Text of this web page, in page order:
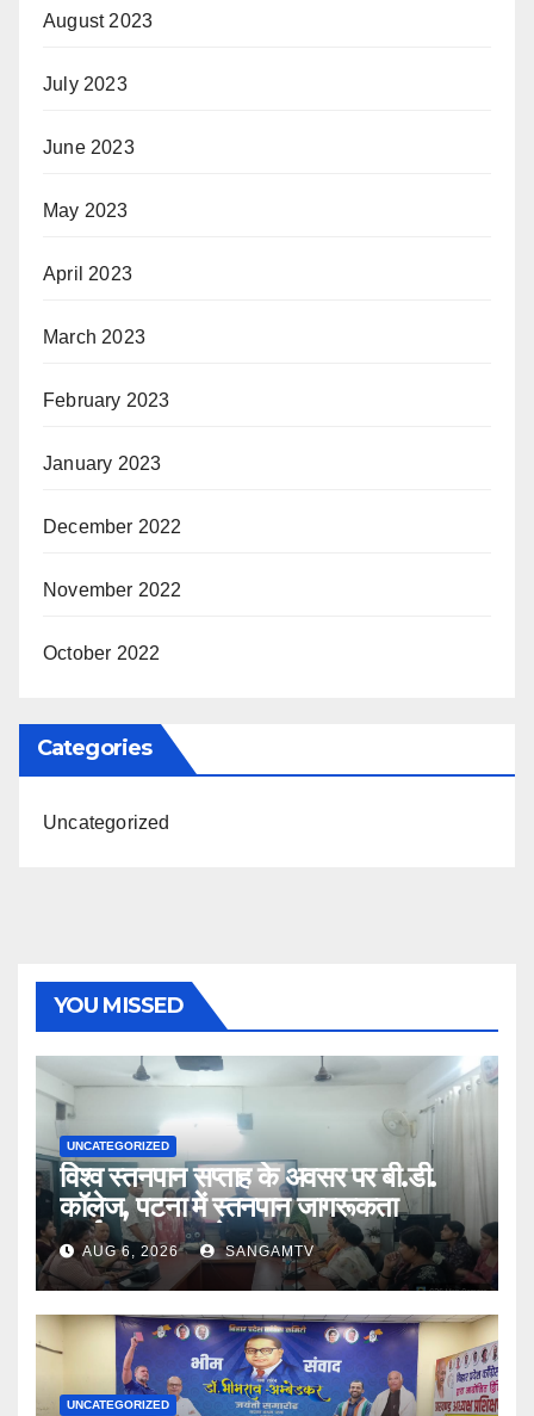
August 2023
July 2023
June 2023
May 2023
April 2023
March 2023
February 2023
January 2023
December 2022
November 2022
October 2022
Categories
Uncategorized
YOU MISSED
UNCATEGORIZED
विश्व स्तनपान सप्ताह के अवसर पर बी.डी.
कॉलेज, पटना में स्तनपान जागरूकता
कार्यक्रम का आयोजन
AUG 6, 2026 SANGAMTV
UNCATEGORIZED